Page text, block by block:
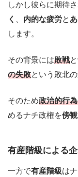
しかし彼らに期待
く
内的な疲労と
します。
その背景には敗戦
の失敗という敗北
そのため政治的行
めるナチ政権を傍観
有産階級による
一方で有産階級は